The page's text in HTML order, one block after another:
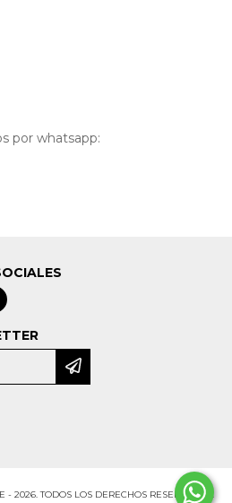
por whatsapp:
2026. TODOS LOS DERECHOS RESERVADOS.